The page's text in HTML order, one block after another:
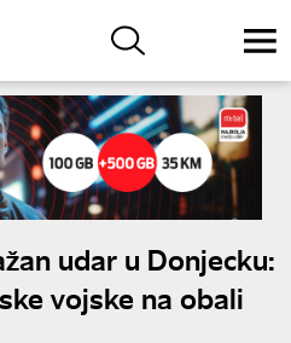
udar u Donjecku:
vojske na obali